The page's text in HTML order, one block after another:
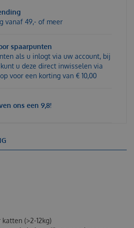
vanaf 49,- of meer
spaarpunten
als u inlogt via uw account, bij
u deze direct inwisselen via
voor een korting van € 10,00
ons een 9,8!
(>2-12kg)